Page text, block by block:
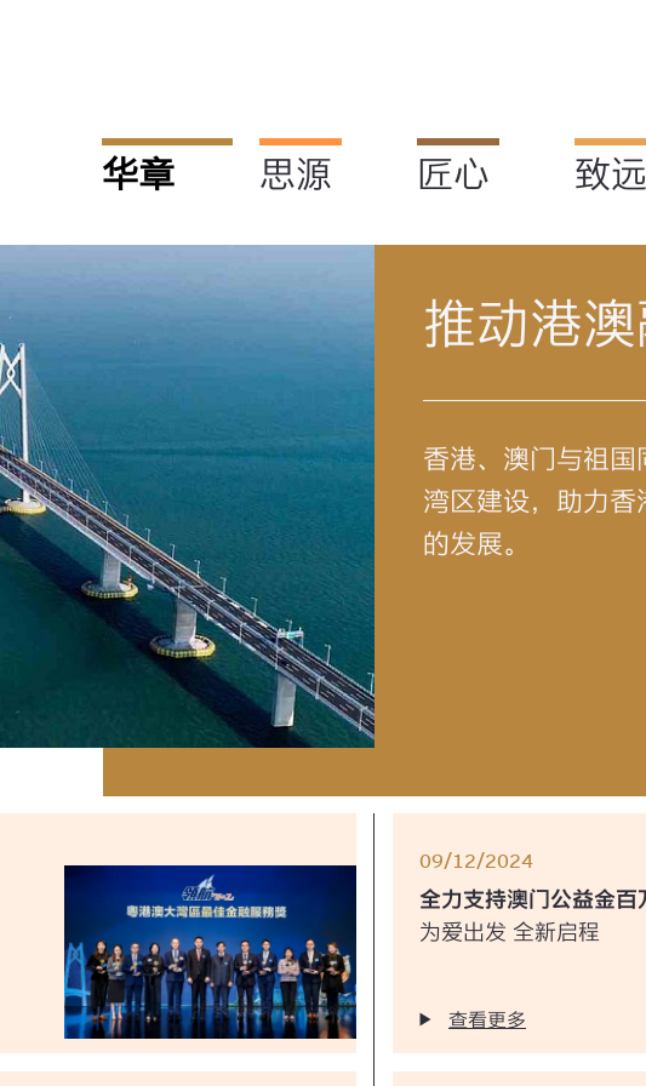
华章 思源 匠心 致远
推动港
香港、澳门与祖
湾区建设，助力
的发展。
09/12/2024
全力支持澳门公益金百
为爱出发 全新启程
查看更多